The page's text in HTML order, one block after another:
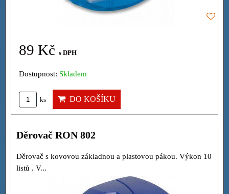
89 Kč s DPH
Dostupnost: Skladem
ks DO KOŠÍKU
Děrovač RON 802
Děrovač s kovovou základnou a plastovou pákou. Výkon 10
listů . V...